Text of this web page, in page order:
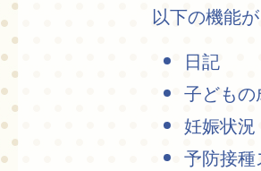
以下の機能
日記
子ども
妊娠状況
予防接